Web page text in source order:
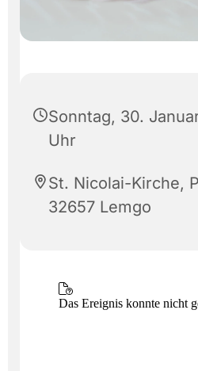
Sonntag, 30.
Uhr
St. Nicolai-Kirche,
32657 Lemgo